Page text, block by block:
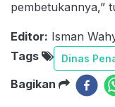
pembetukannya,”
Editor: Isman
Tags
Dinas
Bagikan